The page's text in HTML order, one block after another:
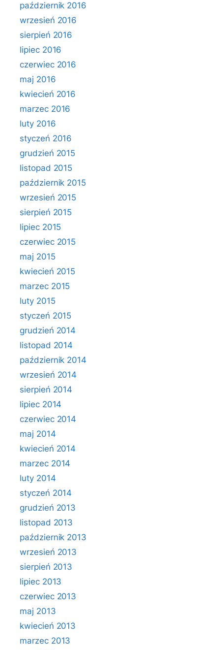
październik 2016
wrzesień 2016
sierpień 2016
lipiec 2016
czerwiec 2016
maj 2016
kwiecień 2016
marzec 2016
luty 2016
styczeń 2016
grudzień 2015
listopad 2015
październik 2015
wrzesień 2015
sierpień 2015
lipiec 2015
czerwiec 2015
maj 2015
kwiecień 2015
marzec 2015
luty 2015
styczeń 2015
grudzień 2014
listopad 2014
październik 2014
wrzesień 2014
sierpień 2014
lipiec 2014
czerwiec 2014
maj 2014
kwiecień 2014
marzec 2014
luty 2014
styczeń 2014
grudzień 2013
listopad 2013
październik 2013
wrzesień 2013
sierpień 2013
lipiec 2013
czerwiec 2013
maj 2013
kwiecień 2013
marzec 2013